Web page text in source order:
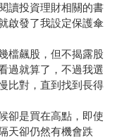
讀投資理財相關的書
啟發了我設定保護傘
檔飆股，但不揭露股
過就算了，不過我選
比對，直到找到長得
卻是買在高點，即使
天卻仍然有機會跌